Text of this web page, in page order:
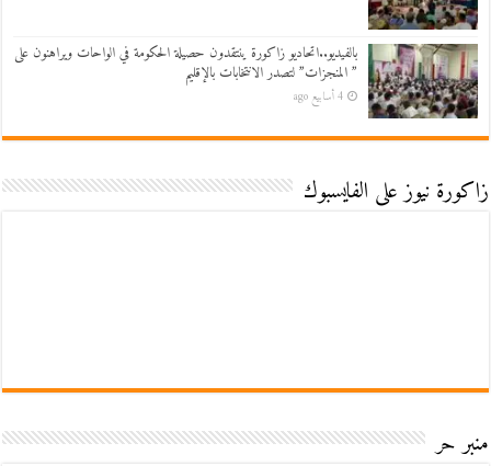
بالفيديو..اتحاديو زاكورة ينتقدون حصيلة الحكومة في الواحات ويراهنون على
” المنجزات” لتصدر الانتخابات بالإقليم
4 أسابيع ago
زاكورة نيوز على الفايسبوك
منبر حر